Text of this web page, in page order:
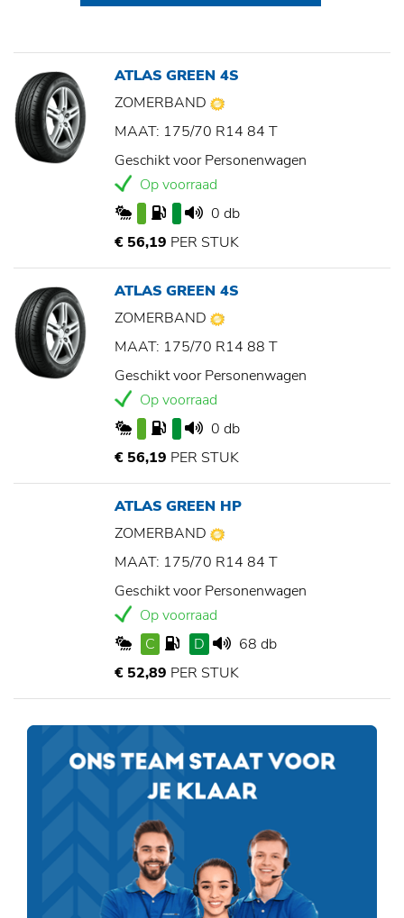
ATLAS GREEN 4S
ZOMERBAND
MAAT: 175/70 R14 84 T
Geschikt voor Personenwagen
Op voorraad
0 db
€ 56,19 PER STUK
ATLAS GREEN 4S
ZOMERBAND
MAAT: 175/70 R14 88 T
Geschikt voor Personenwagen
Op voorraad
0 db
€ 56,19 PER STUK
ATLAS GREEN HP
ZOMERBAND
MAAT: 175/70 R14 84 T
Geschikt voor Personenwagen
Op voorraad
C
D
68 db
€ 52,89 PER STUK